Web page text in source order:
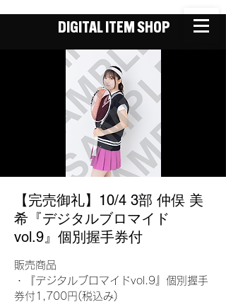
DIGITAL ITEM SHOP
【完売御礼】10/4 3部 仲俣 美
希『デジタルブロマイド
vol.9』個別握手券付
販売商品
・『デジタルブロマイドvol.9』個別握手
券付1,700円(税込み)